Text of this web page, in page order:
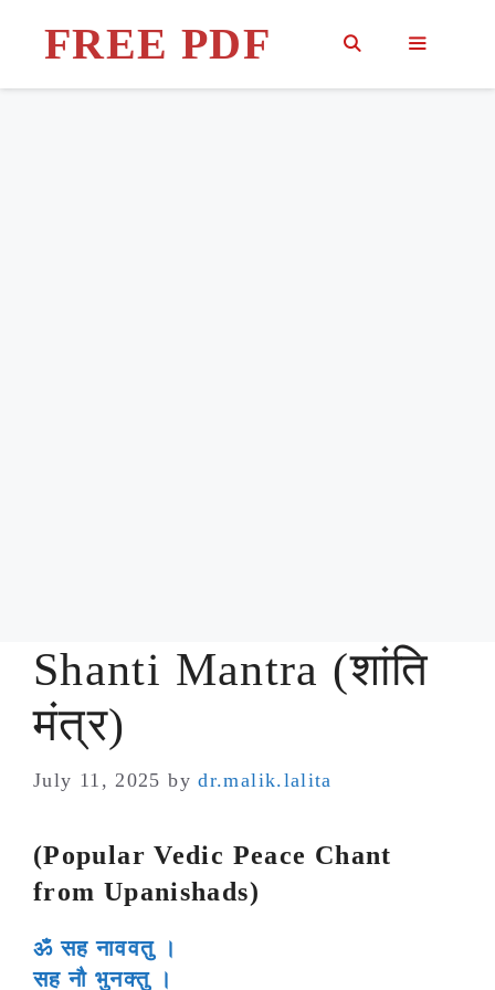
FREE PDF
Shanti Mantra (शांति
मंत्र)
July 11, 2025 bydr.malik.lalita
(Popular Vedic Peace Chant
from Upanishads)
ॐ सह नाववतु ।
सह नौ भुनक्तु ।